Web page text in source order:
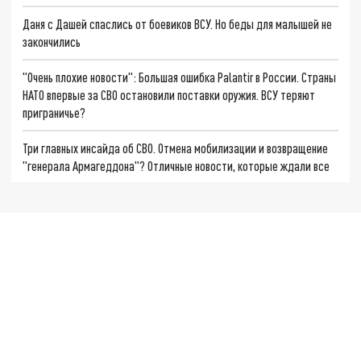
Даня с Дашей спаслись от боевиков ВСУ. Но беды для малышей не
закончились
"Очень плохие новости": Большая ошибка Palantir в России. Страны
НАТО впервые за СВО остановили поставки оружия. ВСУ теряют
приграничье?
Три главных инсайда об СВО. Отмена мобилизации и возвращение
"генерала Армагеддона"? Отличные новости, которые ждали все